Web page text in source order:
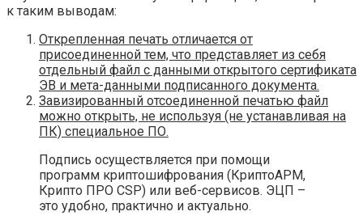
к таким выводам:
Открепленная печать отличается от
присоединенной тем, что представляет из себя
отдельный файл с данными открытого сертификата
ЭВ и мета-данными подписанного документа.
Завизированный отсоединенной печатью файл
можно открыть, не используя (не устанавливая на
ПК) специальное ПО.
Подпись осуществляется при помощи
программ криптошифрования (КриптоАРМ,
Крипто ПРО CSP) или веб-сервисов. ЭЦП –
это удобно, практично и актуально.